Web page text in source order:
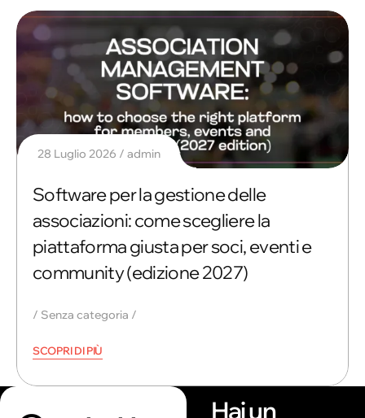
28 Luglio 2026 admin
Software per la gestione delle
associazioni: come scegliere la
piattaforma giusta per soci, eventi e
community (edizione 2027)
Senza categoria
SCOPRI DI PIÙ
Hai un